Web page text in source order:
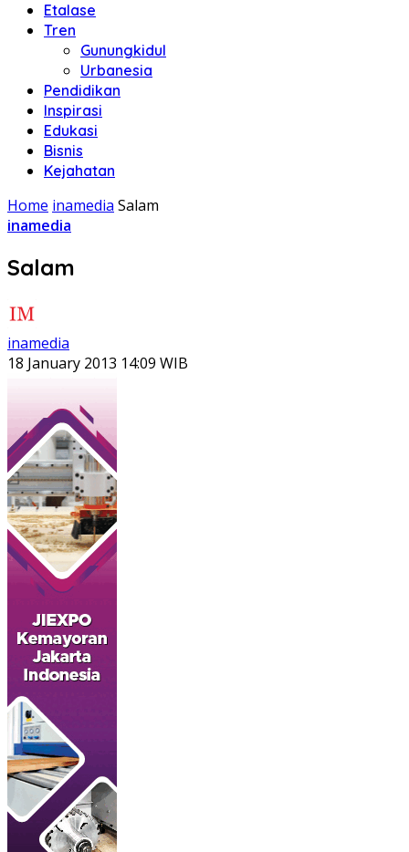
Etalase
Tren
Gunungkidul
Urbanesia
Pendidikan
Inspirasi
Edukasi
Bisnis
Kejahatan
Home inamedia Salam
inamedia
Salam
inamedia
18 January 2013 14:09 WIB